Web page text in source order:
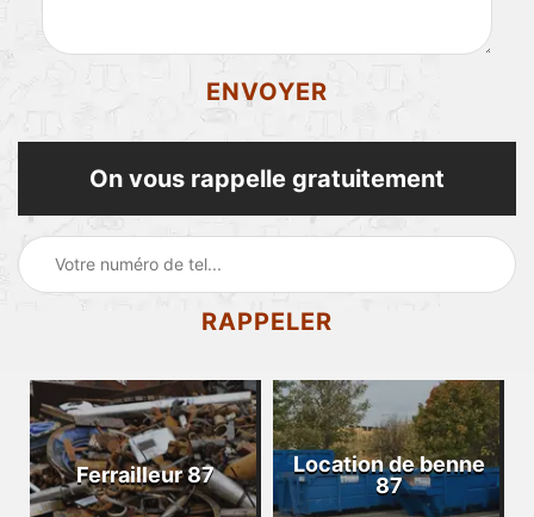
On vous rappelle gratuitement
Ferrailleur 87
Location de benne
87